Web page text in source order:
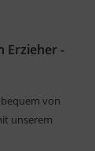
Erzieher -
von
unserem